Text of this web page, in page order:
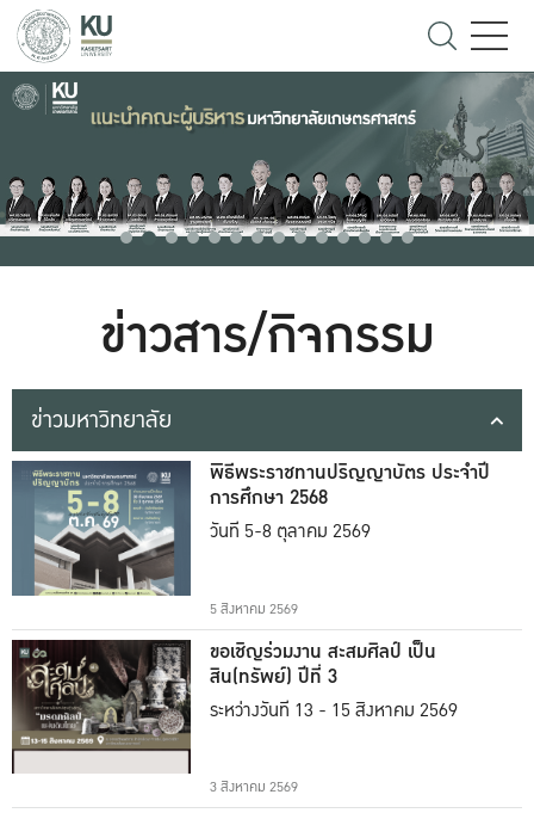
ข่าวสาร/กิจกรรม
ข่าวมหาวิทยาลัย
พิธีพระราชทานปริญญาบัตร ประจำปี
การศึกษา 2568
วันที่ 5-8 ตุลาคม 2569
5 สิงหาคม 2569
ขอเชิญร่วมงาน สะสมศิลป์ เป็น
สิน(ทรัพย์) ปีที่ 3
ระหว่างวันที่ 13 - 15 สิงหาคม 2569
3 สิงหาคม 2569